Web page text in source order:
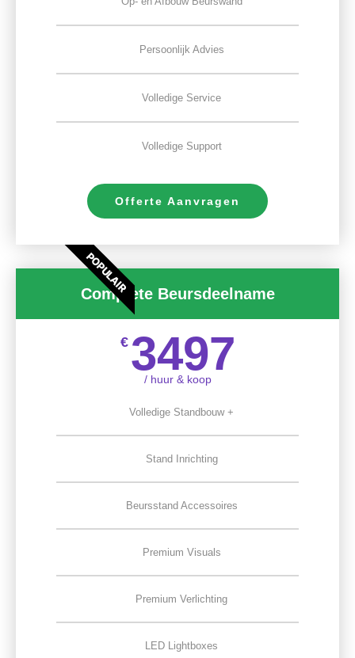
Persoonlijk Advies
Volledige Service
Volledige Support
Offerte Aanvragen
POPULAIR
Complete Beursdeelname
€ 3497
/ huur & koop
Volledige Standbouw +
Stand Inrichting
Beursstand Accessoires
Premium Visuals
Premium Verlichting
LED Lightboxes